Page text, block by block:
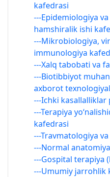
kafedrasi
---Epidemiologiya
hamshiralik ishi
---Mikrobiologiya,
immunologiya
---Xalq tabobati va
---Biotibbiyot
axborot
---Ichki
---Terapiya
kafedrasi
---Travmatologiya
---Normal
---Gospital terapiya
---Umumiy jarrohlik